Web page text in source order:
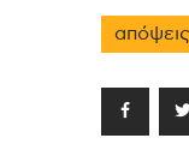
απόψεις